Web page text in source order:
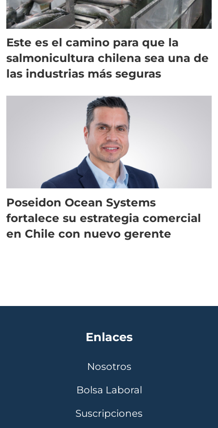
Este es el camino para que la
salmonicultura chilena sea una de
las industrias más seguras
Poseidon Ocean Systems
fortalece su estrategia comercial
en Chile con nuevo gerente
Enlaces
Nosotros
Bolsa Laboral
Suscripciones